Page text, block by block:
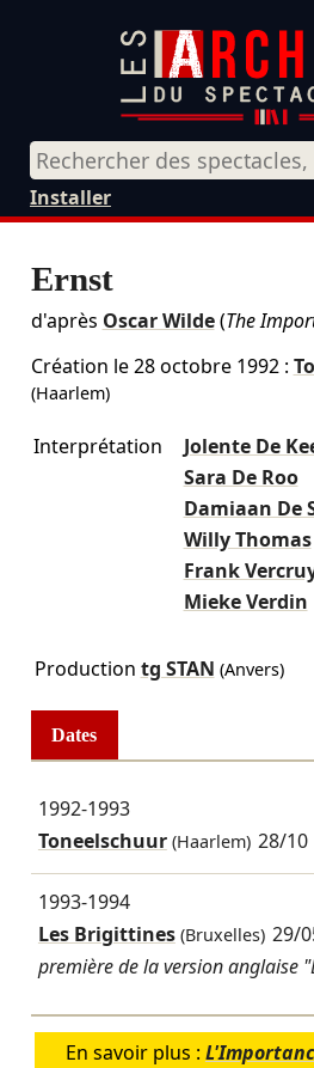
Installer
Ernst
d'après Oscar Wilde(The
Création le28 octobre 1992:
(Haarlem)
Interprétation
Jolente De
Sara De Roo
Damiaan De
Willy Thomas
Frank
Mieke Verdin
Production tg STAN (Anvers)
Dates
1992-1993
Toneelschuur(Haarlem) 28/10
1993-1994
Les Brigittines(Bruxelles) 29/
première de la version anglaise
En savoir plus :